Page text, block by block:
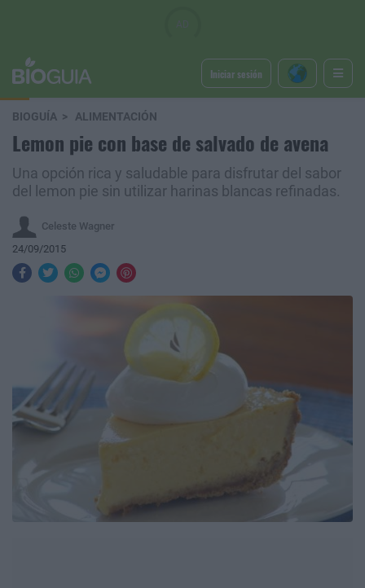
Iniciar sesión
BIOGUÍA ALIMENTACIÓN
Lemon pie con base de salvado de avena
Una opción rica y saludable para disfrutar del sabor
del lemon pie sin utilizar harinas blancas refinadas.
Celeste Wagner
24/09/2015